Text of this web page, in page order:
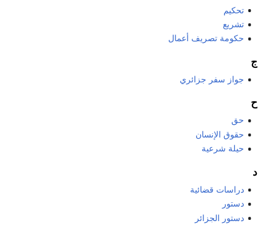
تحكيم
تشريع
حكومة تصريف أعمال
ج
جواز سفر جزائري
ح
حق
حقوق الإنسان
حيلة شرعية
د
دراسات قضائية
دستور
دستور الجزائر